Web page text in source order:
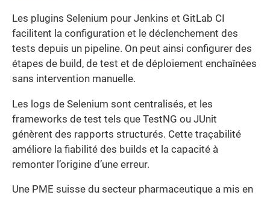
Les plugins Selenium pour Jenkins et GitLab CI
facilitent la configuration et le déclenchement des
tests depuis un pipeline. On peut ainsi configurer des
étapes de build, de test et de déploiement enchaînées
sans intervention manuelle.
Les logs de Selenium sont centralisés, et les
frameworks de test tels que TestNG ou JUnit
génèrent des rapports structurés. Cette traçabilité
améliore la fiabilité des builds et la capacité à
remonter l’origine d’une erreur.
Une PME suisse du secteur pharmaceutique a mis en